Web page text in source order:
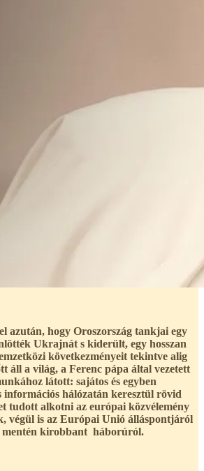
azután, hogy Oroszország tankjai egy
Ukrajnát s kiderült, egy hosszan
következményeit tekintve alig
áll a világ, a Ferenc pápa által vezetett
látott: sajátos és egyben
hálózatán keresztül rövid
tudott alkotni az európai közvélemény
végül is az Európai Unió álláspontjáról
mentén kirobbant háborúról.